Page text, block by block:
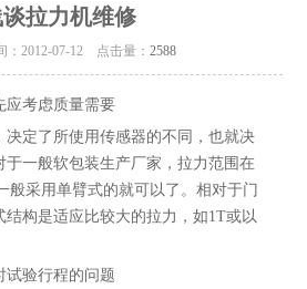
拉力机维修
2012-07-12 点击量： 2588
应考虑质量需要
定了所使用传感器的不同，也就决
于一般软包装生产厂家，拉力范围在
般采用单臂式的就可以了。相对于门
结构是适应比较大的拉力，如1T或以
验行程的问题